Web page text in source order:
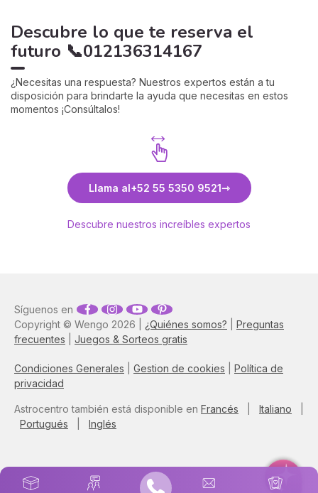
Descubre lo que te reserva el
futuro 📞012136314167
¿Necesitas una respuesta? Nuestros expertos están a tu
disposición para brindarte la ayuda que necesitas en estos
momentos ¡Consúltalos!
Llama al+52 55 5350 9521
Descubre nuestros increíbles expertos
Copyright © Wengo 2026 | ¿Quiénes somos?
Preguntas
frecuentes
Juegos & Sorteos gratis
Condiciones Generales Gestion de cookies
Política de
privacidad
Síguenos en
Astrocentro también está disponible en Francés Italiano
Portugués
Inglés